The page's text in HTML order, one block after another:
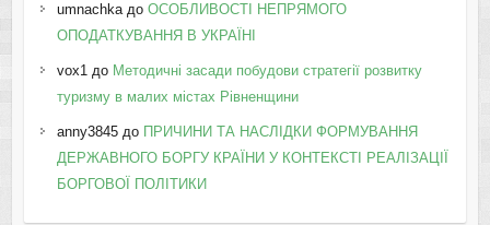
umnachkaдо ОСОБЛИВОСТІ НЕПРЯМОГО
ОПОДАТКУВАННЯ В УКРАЇНІ
vox1до Методичні засади побудови стратегії розвитку
туризму в малих містах Рівненщини
anny3845до ПРИЧИНИ ТА НАСЛІДКИ ФОРМУВАННЯ
ДЕРЖАВНОГО БОРГУ КРАЇНИ У КОНТЕКСТІ РЕАЛІЗАЦІЇ
БОРГОВОЇ ПОЛІТИКИ